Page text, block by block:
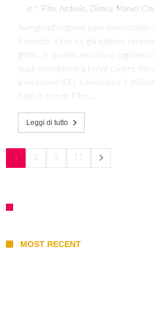
in :
Film, Archivio, Disney, Marvel
Avengers:Endgame pare
il mondo. Il film ha già battuto
globo. In questo articolo vi segniamo
quali potrebbero a breve cadere.
a incassare 500, 1 miliardo e 1
tutto il mondo Film …
Leggi di tutto
1 2 3 11
MOST RECENT